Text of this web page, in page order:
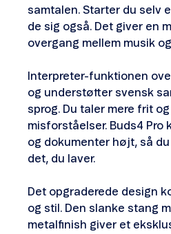
samtalen. Starter du selv
de sig også. Det giver en
overgang mellem musik
Interpreter-funktionen
og understøtter svensk
sprog. Du taler mere frit
misforståelser. Buds4 Pro
og dokumenter højt, så
det, du laver.
Det opgraderede design
og stil. Den slanke stang
metalfinish giver et